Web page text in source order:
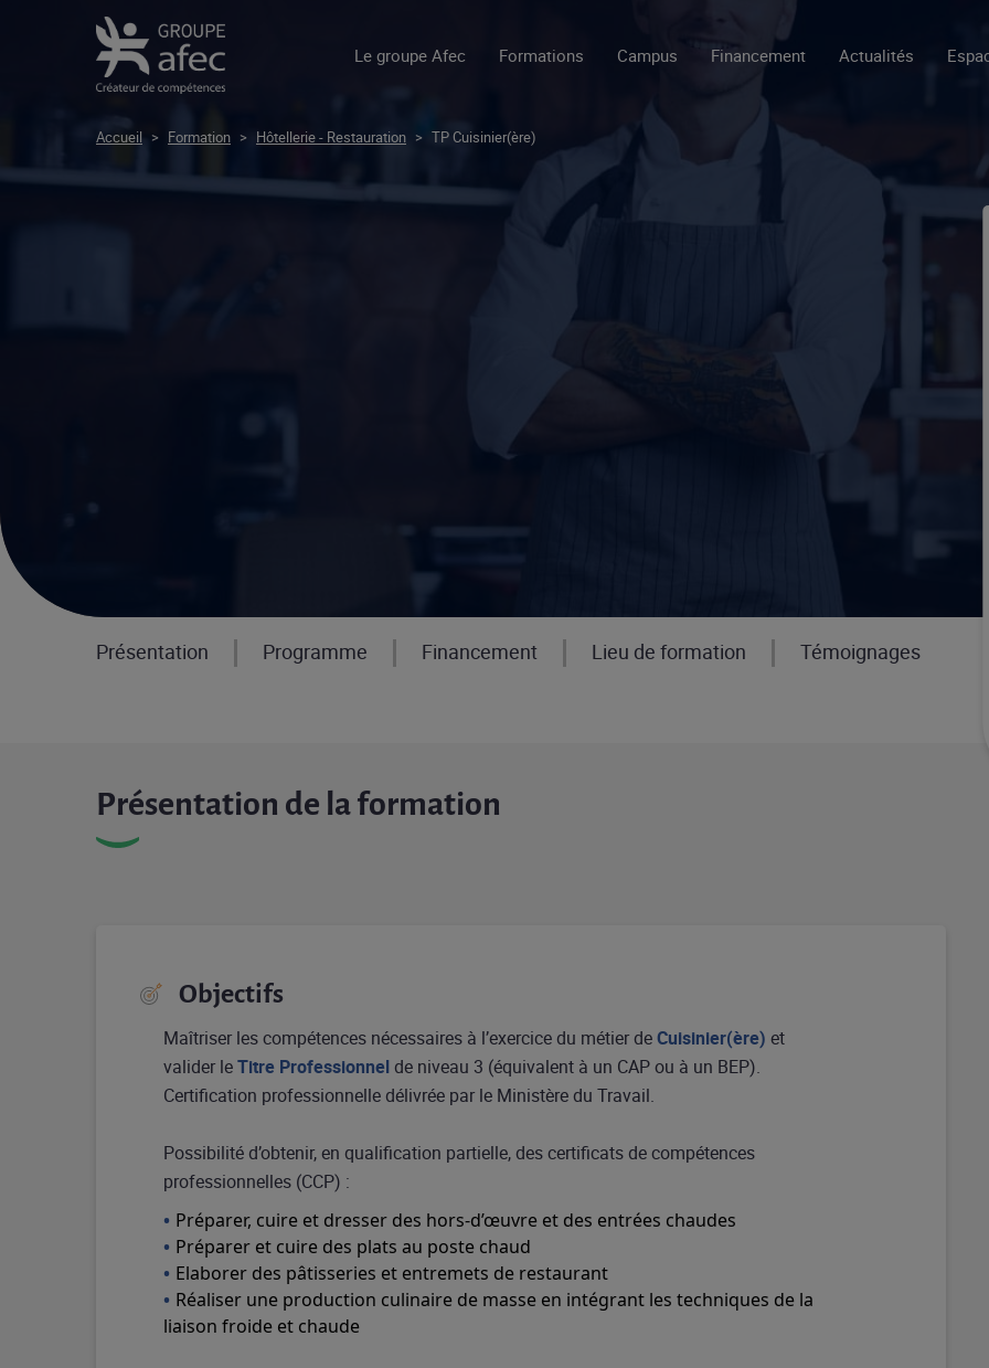
Le groupe Afec Formations Campus Financement Actualités
Accueil > Formation > Hôtellerie - Restauration > TP Cuisinier(ère)
Présentation Programme Financement Lieu de formation Témoignages
Présentation de la formation
Objectifs
Maîtriser les compétences nécessaires à l’exercice du métier deCuisinier(ère) et
valider leTitre Professionnelde niveau 3 (équivalent à un CAP ou à un BEP).
Certification professionnelle délivrée par le Ministère du Travail.
Possibilité d’obtenir, en qualification partielle, des certificats de compétences
professionnelles (CCP) :
Préparer, cuire et dresser des hors-d’œuvre et des entrées chaudes
Préparer et cuire des plats au poste chaud
Elaborer des pâtisseries et entremets de restaurant
Réaliser une production culinaire de masse en intégrant les techniques de la
liaison froide et chaude